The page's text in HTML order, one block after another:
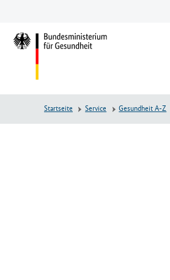
springen
springen
springen
L
B
n
Startseite Service Gesundheit A-Z